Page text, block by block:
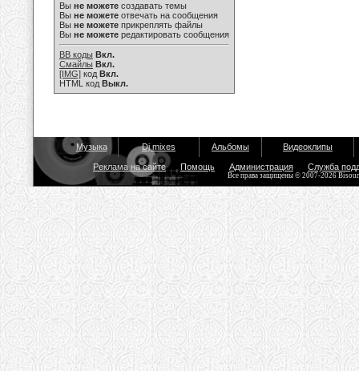
Вы не можете создавать темы
Вы не можете отвечать на сообщения
Вы не можете прикреплять файлы
Вы не можете редактировать сообщения
BB коды Вкл.
Смайлы Вкл.
[IMG] код Вкл.
HTML код Выкл.
Музыка Dj mixes Альбомы Видеоклипы
Реклама на сайте Помощь Администрация Служба
Все права защищены © 2007-2026